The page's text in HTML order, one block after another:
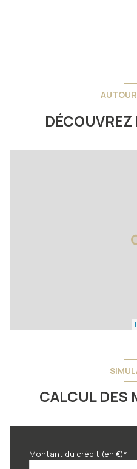
DÉCOUVREZ
CALCUL DES
Montant du crédit (en €)*